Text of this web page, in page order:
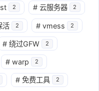
2 # 云服务器 2
活 2 # vmess 2
# 绕过GFW 2
# warp 2
# 免费工具 2